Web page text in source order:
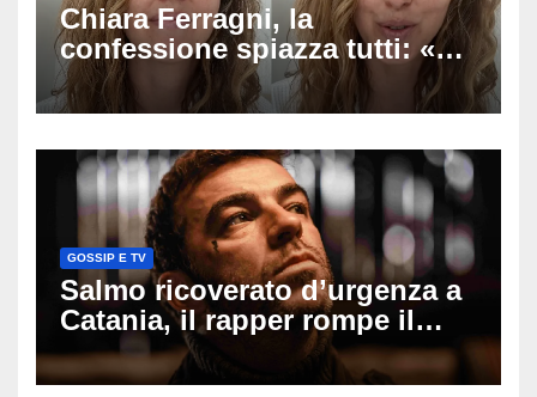
Chiara Ferragni, la
confessione spiazza tutti: «Un
mio ex voleva che mi rifacessi
il seno». Poi svela i ritocchi di
GOSSIP E TV
Salmo ricoverato d’urgenza a
Catania, il rapper rompe il
silenzio dopo la notte in
ospedale: come sta e cosa